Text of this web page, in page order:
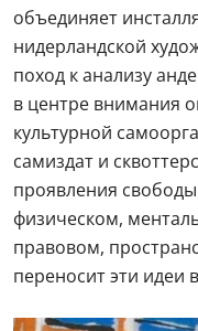
объединяет
нидерландской
поход к анализу
в центре внимания
культурной
самиздат и
проявления
физическом,
правовом,
переносит эти идеи